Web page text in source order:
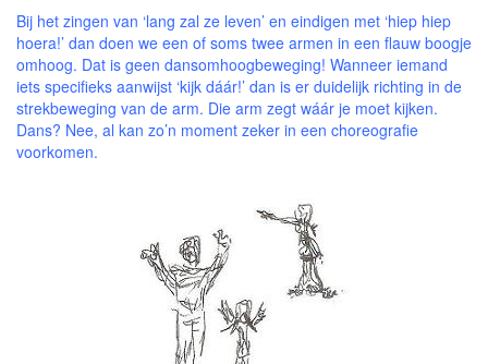
Bij het zingen van ‘lang zal ze leven’ en eindigen met ‘hiep hiep
hoera!’ dan doen we een of soms twee armen in een flauw boogje
omhoog. Dat is geen dansomhoogbeweging! Wanneer iemand
iets specifieks aanwijst ‘kijk dáár!’ dan is er duidelijk richting in de
strekbeweging van de arm. Die arm zegt wáár je moet kijken.
Dans? Nee, al kan zo’n moment zeker in een choreografie
voorkomen.